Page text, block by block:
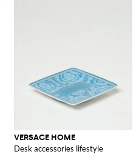
VERSACE HOME
Desk accessories lifestyle